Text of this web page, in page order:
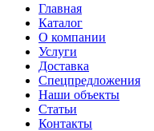
Главная
Каталог
О компании
Услуги
Доставка
Спецпредложения
Наши объекты
Статьи
Контакты